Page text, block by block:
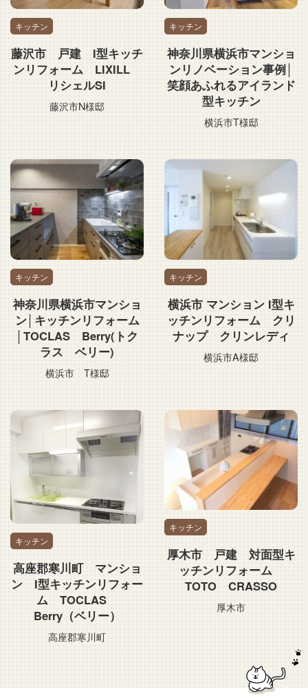
キッチン
藤沢市 戸建 I型キッチ
ンリフォーム LIXILL
リシェルSI
藤沢市N様邸
キッチン
神奈川県横浜市マンショ
ンリノベーション事例│
笑顔あふれるアイランド
型キッチン
横浜市T様邸
キッチン
神奈川県横浜市マンショ
ン│キッチンリフォーム
│TOCLAS Berry(トク
ラス ベリー)
横浜市 T様邸
キッチン
横浜市 マンション I型キ
ッチンリフォーム クリ
ナップ クリンレディ
横浜市A様邸
キッチン
高座郡寒川町 マンショ
ン I型キッチンリフォー
ム TOCLAS
Berry（ベリー）
高座郡寒川町
キッチン
厚木市 戸建 対面型キ
ッチンリフォーム
TOTO CRASSO
厚木市